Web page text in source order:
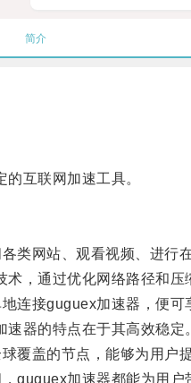
简介
互联网加速工具。
网站、观看视频、进行在
通过优化网络路径和压
接guguex加速器，便可
器的特点在于其高效稳定
盖的节点，能够为用户提
加速器都能为用户